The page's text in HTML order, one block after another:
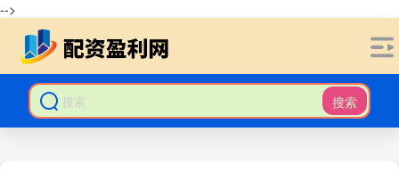
-->
搜索